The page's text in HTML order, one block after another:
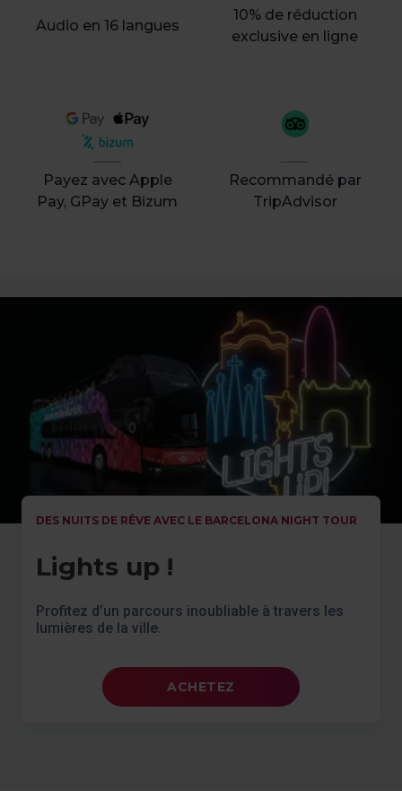
Audio en 16 langues
10% de réduction
exclusive en ligne
Payez avec Apple
Pay, GPay et Bizum
Recommandé par
TripAdvisor
DES NUITS DE RÊVE AVEC LE BARCELONA NIGHT TOUR
Lights up !
Profitez d’un parcours inoubliable à travers les
lumières de la ville.
ACHETEZ